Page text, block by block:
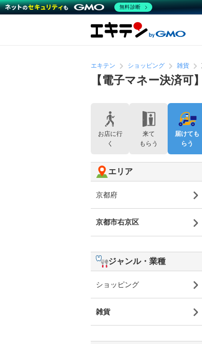
エキテン ショッピング 雑貨
【電子マネー決済
お店に行
く
来て
もらう
届けても
らう
エリア
京都府
京都市右京区
ジャンル・業種
ショッピング
雑貨
無料診断